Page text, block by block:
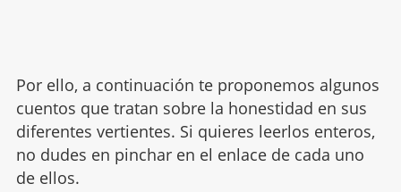
Por ello, a continuación te proponemos algunos
cuentos que tratan sobre la honestidad en sus
diferentes vertientes. Si quieres leerlos enteros,
no dudes en pinchar en el enlace de cada uno
de ellos.